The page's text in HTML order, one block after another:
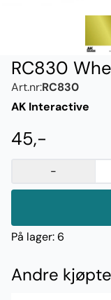
RC830
Art.nr:RC830
AK Interactive
45,-
-
På lager: 6
Andre